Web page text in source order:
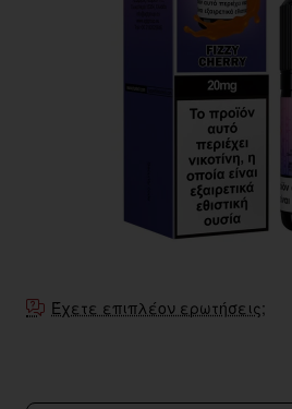
Έχετε επιπλέον ερωτήσεις;